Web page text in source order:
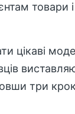
товари
цікаві
три